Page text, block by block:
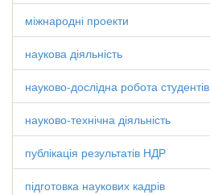
міжнародні проекти
наукова діяльність
науково-дослідна робота студентів
науково-технічна діяльність
публікація результатів НДР
підготовка наукових кадрів